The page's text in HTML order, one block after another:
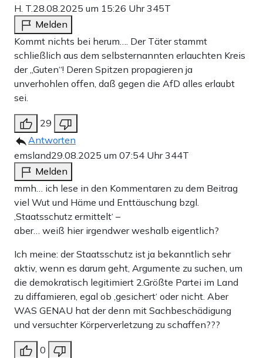
H. T.28.08.2025 um 15:26 Uhr345T
Melden
Kommt nichts bei herum…. Der Täter stammt
schließlich aus dem selbsternannten erlauchten Kreis
der „Guten“! Deren Spitzen propagieren ja
unverhohlen offen, daß gegen die AfD alles erlaubt
sei.
29
Antworten
emsland29.08.2025 um 07:54 Uhr344T
Melden
mmh… ich lese in den Kommentaren zu dem Beitrag
viel Wut und Häme und Enttäuschung bzgl.
‚Staatsschutz ermittelt‘ –
aber… weiß hier irgendwer weshalb eigentlich?
Ich meine: der Staatsschutz ist ja bekanntlich sehr
aktiv, wenn es darum geht, Argumente zu suchen, um
die demokratisch legitimiert 2.Größte Partei im Land
zu diffamieren, egal ob ‚gesichert‘ oder nicht. Aber
WAS GENAU hat der denn mit Sachbeschädigung
und versuchter Körperverletzung zu schaffen???
0